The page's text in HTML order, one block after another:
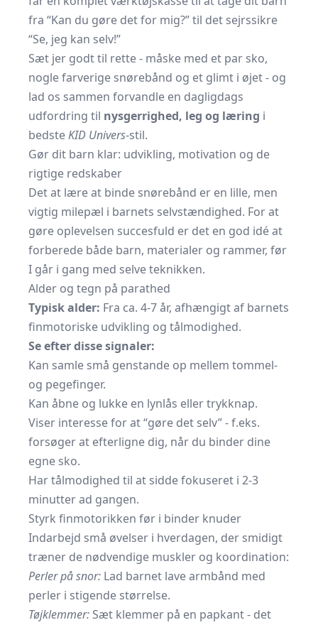
fra “Kan du gøre det for mig?” til det sejrssikre
“Se, jeg kan selv!”
Sæt jer godt til rette - måske med et par sko,
nogle farverige snørebånd og et glimt i øjet - og
lad os sammen forvandle en dagligdags
udfordring til nysgerrighed, leg og læring i
bedsteKID Univers-stil.
Gør dit barn klar: udvikling, motivation og de
rigtige redskaber
Det at lære at binde snørebånd er en lille, men
vigtig milepæl i barnets selvstændighed. For at
gøre oplevelsen succesfuld er det en god idé at
forberede både barn, materialer og rammer, før
I går i gang med selve teknikken.
Alder og tegn på parathed
Typisk alder: Fra ca. 4-7 år, afhængigt af barnets
finmotoriske udvikling og tålmodighed.
Se efter disse signaler:
Kan samle små genstande op mellem tommel-
og pegefinger.
Kan åbne og lukke en lynlås eller trykknap.
Viser interesse for at “gøre det selv” - f.eks.
forsøger at efterligne dig, når du binder dine
egne sko.
Har tålmodighed til at sidde fokuseret i 2-3
minutter ad gangen.
Styrk finmotorikken før i binder knuder
Indarbejd små øvelser i hverdagen, der smidigt
træner de nødvendige muskler og koordination:
Perler på snor: Lad barnet lave armbånd med
perler i stigende størrelse.
Tøjklemmer: Sæt klemmer på en papkant - det